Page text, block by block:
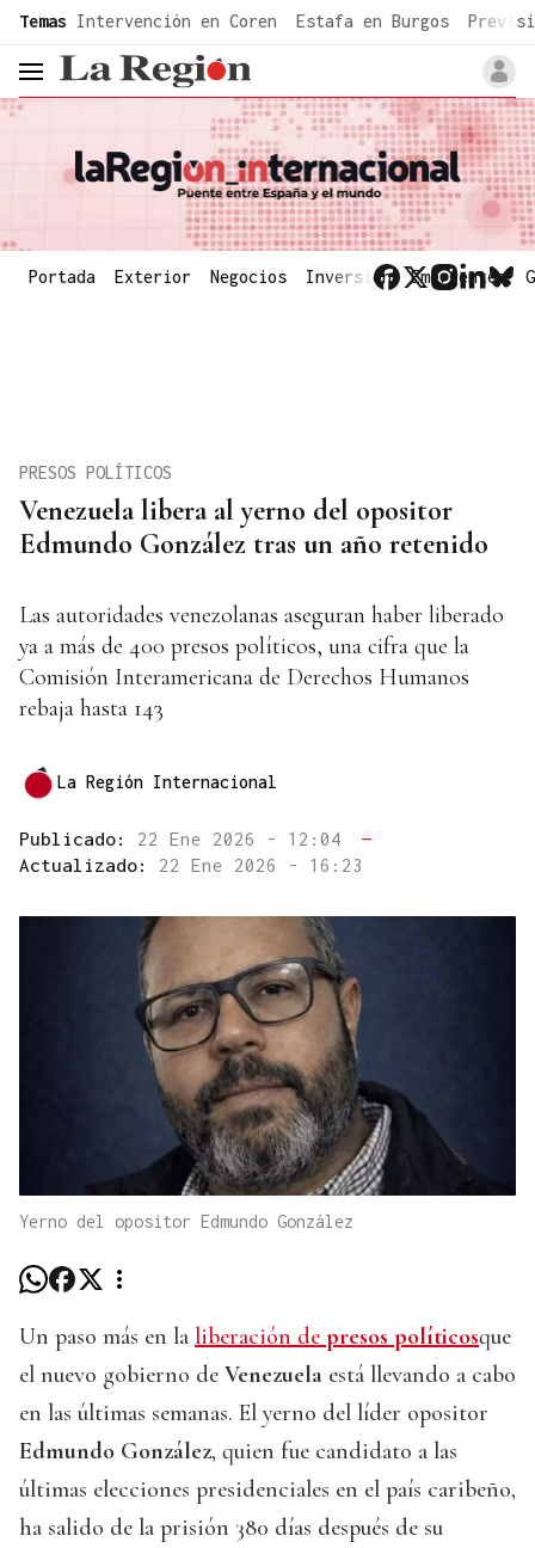
common.go-to-content
Temas Intervención en Coren Estafa en Burgos
header.menu.open
Portada Exterior Negocios Inversión Emergentes
Venezuela libera al yerno del opositor
Edmundo González tras un año retenido
PRESOS POLÍTICOS
Las autoridades venezolanas aseguran haber liberado
ya a más de 400 presos políticos, una cifra que la
Comisión Interamericana de Derechos Humanos
rebaja hasta 143
La Región Internacional
Publicado: 22 Ene 2026 - 12:04
—
Actualizado: 22 Ene 2026 - 16:23
Yerno del opositor Edmundo González
Un paso más en la liberación de presos políticosque
el nuevo gobierno de Venezuela está llevando a cabo
en las últimas semanas. El yerno del líder opositor
Edmundo González, quien fue candidato a las
últimas elecciones presidenciales en el país caribeño,
ha salido de la prisión 380 días después de su